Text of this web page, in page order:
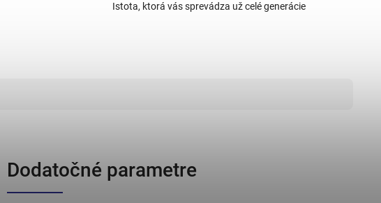
Istota, ktorá vás sprevádza už celé generácie
Dodatočné parametre